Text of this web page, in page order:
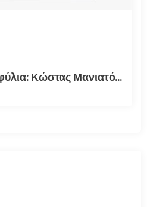
Περσινά Ξινά Σταφύλια: Κώστας Μανιατόπουλος “Αυτοσκατατροφή”, Έκθεση 2018